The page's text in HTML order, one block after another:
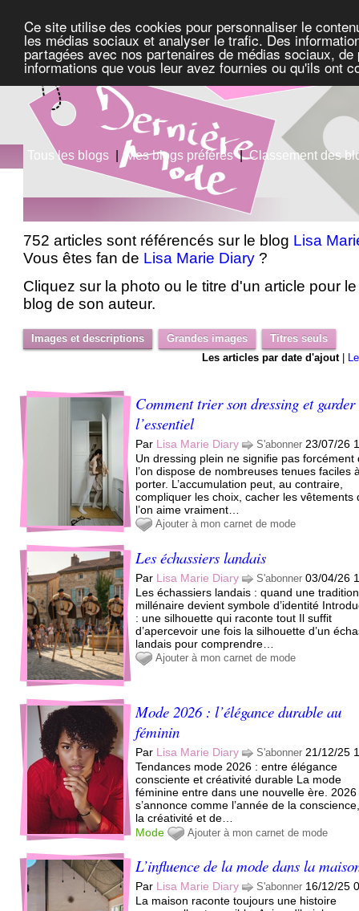
Ce site utilise des cookies pour personnaliser le
les médias sociaux et analyser le trafic. Des
partagées avec nos partenaires de médias sociaux,
informations que vous leur avez fournies ou qu'ils ont
Tous les blogs | Mes blogs préférés|Classement des
752 articles sont référencés sur le blog Lisa
Vous êtes fan de Lisa Marie Diary ?
Cliquez sur la photo ou le titre d'un article pour
blog de son auteur.
Images et descriptions Grandes images
Titres seuls
Les articles par date d'ajout|
Comment trier son dressing et garder
l’essentiel
Par Lisa Marie Diary S'abonner 23/07/26
Un dressing plein ne signifie pas forcément
l’on dispose de nombreuses tenues faciles
porter. L’accumulation peut, au contraire,
compliquer les choix, cacher les vêtements
l’on aime vraiment…
Ajouter à mon carnet de mode
Les échassiers landais
Par Lisa Marie Diary S'abonner 03/04/26
Les échassiers landais : quand une tradition
millénaire devient symbole d’identité
: une silhouette qui raconte tout Il suffit
d’apercevoir une fois la silhouette d’un
landais pour comprendre…
Ajouter à mon carnet de mode
Mode 2026 : l’élégance durable au
féminin
Par Lisa Marie Diary S'abonner 21/12/25
Tendances mode 2026 : entre élégance
consciente et créativité durable La mode
féminine entre dans une nouvelle ère. 2026
s’annonce comme l’année de la
la créativité et de…
Mode
Ajouter à mon carnet de mode
L’influence de la mode dans la
Par Lisa Marie Diary S'abonner 16/12/25
La maison raconte toujours une histoire